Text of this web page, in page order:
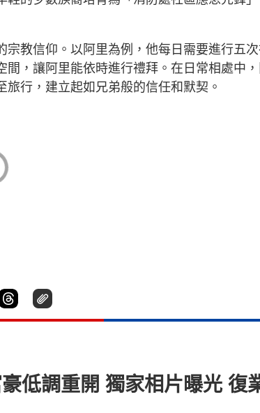
教信仰。以阿里為例，他每日需要進行五
，讓阿里能依時進行禮拜。在日常相處中
行，建立起如兄弟般的信任和默契。
低調重開 獨家相片曝光 復